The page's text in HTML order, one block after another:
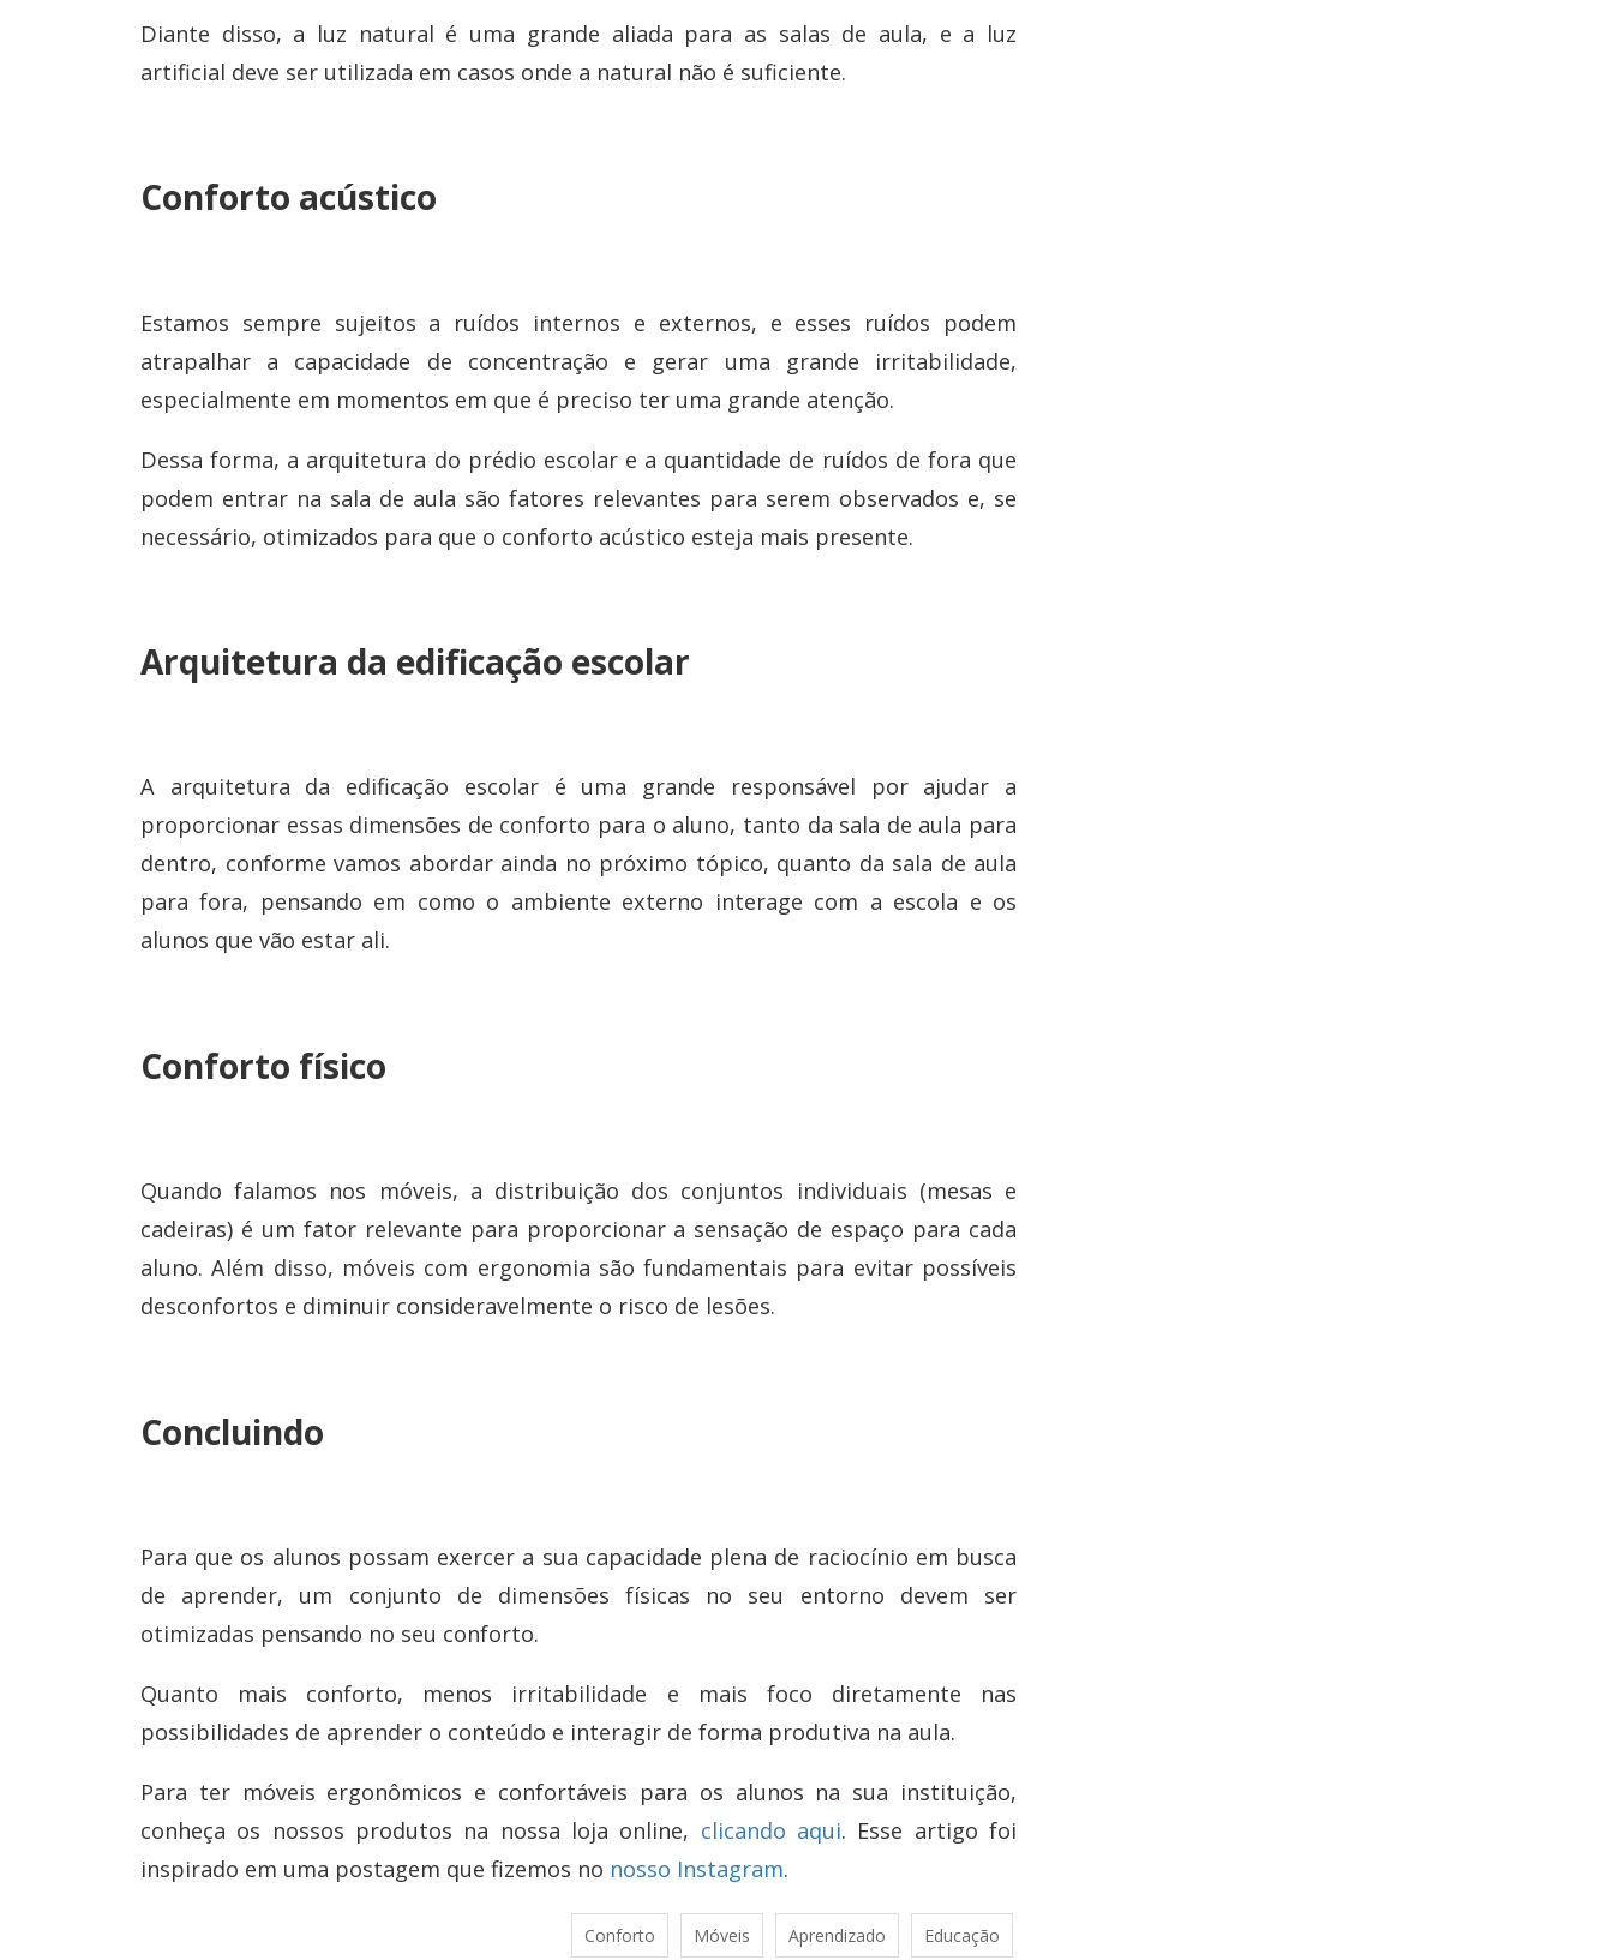
Diante disso, a luz natural é uma grande aliada para as salas de aula, e a luz
artificial deve ser utilizada em casos onde a natural não é suficiente.
Conforto acústico
Estamos sempre sujeitos a ruídos internos e externos, e esses ruídos podem
atrapalhar a capacidade de concentração e gerar uma grande irritabilidade,
especialmente em momentos em que é preciso ter uma grande atenção.
Dessa forma, a arquitetura do prédio escolar e a quantidade de ruídos de fora que
podem entrar na sala de aula são fatores relevantes para serem observados e, se
necessário, otimizados para que o conforto acústico esteja mais presente.
Arquitetura da edificação escolar
A arquitetura da edificação escolar é uma grande responsável por ajudar a
proporcionar essas dimensões de conforto para o aluno, tanto da sala de aula para
dentro, conforme vamos abordar ainda no próximo tópico, quanto da sala de aula
para fora, pensando em como o ambiente externo interage com a escola e os
alunos que vão estar ali.
Conforto físico
Quando falamos nos móveis, a distribuição dos conjuntos individuais (mesas e
cadeiras) é um fator relevante para proporcionar a sensação de espaço para cada
aluno. Além disso, móveis com ergonomia são fundamentais para evitar possíveis
desconfortos e diminuir consideravelmente o risco de lesões.
Concluindo
Para que os alunos possam exercer a sua capacidade plena de raciocínio em busca
de aprender, um conjunto de dimensões físicas no seu entorno devem ser
otimizadas pensando no seu conforto.
Quanto mais conforto, menos irritabilidade e mais foco diretamente nas
possibilidades de aprender o conteúdo e interagir de forma produtiva na aula.
Para ter móveis ergonômicos e confortáveis para os alunos na sua instituição,
conheça os nossos produtos na nossa loja online, clicando aqui. Esse artigo foi
inspirado em uma postagem que fizemos no nosso Instagram.
Conforto Móveis Aprendizado Educação